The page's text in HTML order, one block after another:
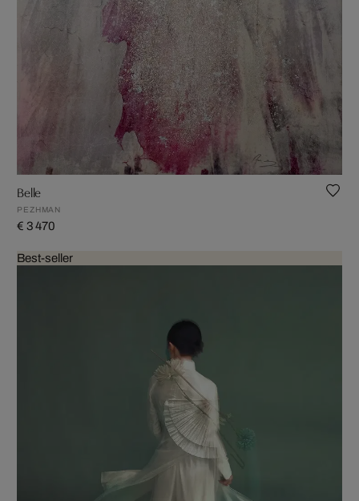
Belle
PEZHMAN
€ 3 470
Best-seller